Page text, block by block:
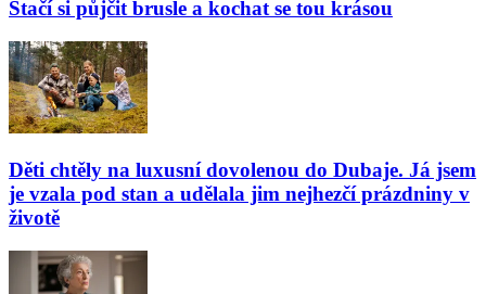
Stačí si půjčit brusle a kochat se tou krásou
Děti chtěly na luxusní dovolenou do Dubaje. Já jsem
je vzala pod stan a udělala jim nejhezčí prázdniny v
životě